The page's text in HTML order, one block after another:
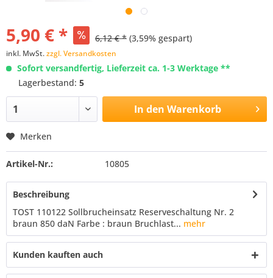
5,90 € * 6,12 € * (3,59% gespart)
inkl. MwSt.zzgl. Versandkosten
Sofort versandfertig, Lieferzeit ca. 1-3 Werktage **
Lagerbestand: 5
In den Warenkorb
Merken
Artikel-Nr.: 10805
Beschreibung
TOST 110122 Sollbrucheinsatz Reserveschaltung Nr. 2
braun 850 daN Farbe : braun Bruchlast... mehr
Kunden kauften auch